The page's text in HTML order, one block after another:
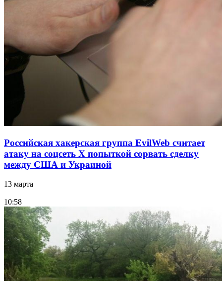
Российская хакерская группа EvilWeb считает
атаку на соцсеть Х попыткой сорвать сделку
между США и Украиной
13 марта
10:58